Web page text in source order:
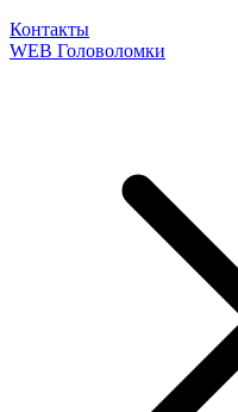
Контакты
WEB Головоломки